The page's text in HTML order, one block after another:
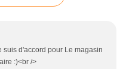
suis d'accord pour Le magasin
:)<br />